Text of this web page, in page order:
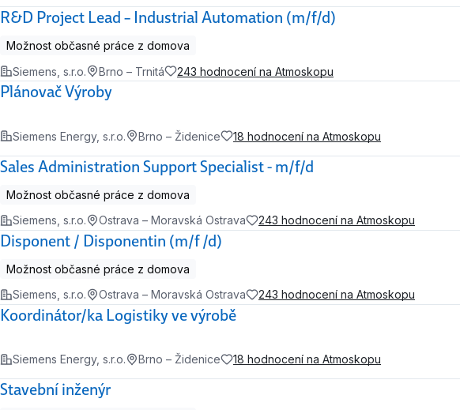
R&D Project Lead – Industrial Automation (m/f/d)
Možnost občasné práce z domova
Siemens, s.r.o.
Brno – Trnitá 243 hodnocení na Atmoskopu
Plánovač Výroby
Siemens Energy, s.r.o. Brno – Židenice 18 hodnocení na Atmoskopu
Sales Administration Support Specialist - m/f/d
Možnost občasné práce z domova
Siemens, s.r.o.
Ostrava – Moravská Ostrava 243 hodnocení na Atmoskopu
Disponent / Disponentin (m/f /d)
Možnost občasné práce z domova
Siemens, s.r.o.
Ostrava – Moravská Ostrava 243 hodnocení na Atmoskopu
Koordinátor/ka Logistiky ve výrobě
Siemens Energy, s.r.o. Brno – Židenice 18 hodnocení na Atmoskopu
Stavební inženýr